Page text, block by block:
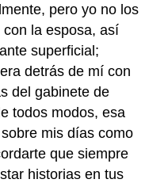
pero yo no los
la esposa, así
superficial;
detrás de mí con
del gabinete de
todos modos, esa
mis días como
que siempre
historias en tus